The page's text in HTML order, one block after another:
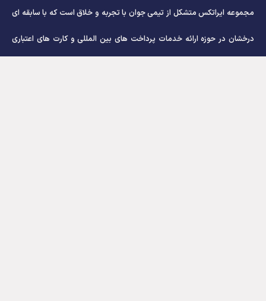
مجموعه ایراتکس متشکل از تیمی جوان با تجربه و خلاق است که با سابقه ای
درخشان در حوزه ارائه خدمات پرداخت های بین المللی و کارت های اعتباری